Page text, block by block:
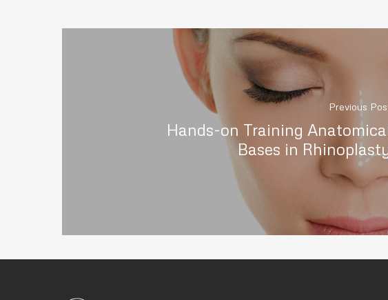
Previous
Hands-on Training
Bases in